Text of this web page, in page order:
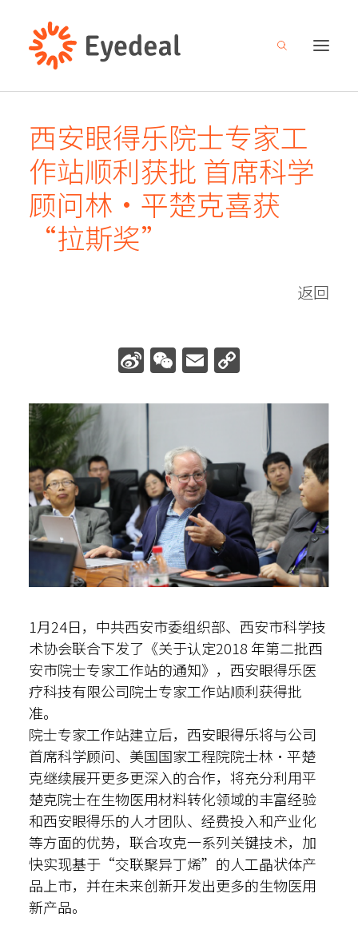
关于我们
产品管线
研发创新
新闻中心
内部邮箱
ENG
西安眼得乐院士专家工
作站顺利获批 首席科学
顾问林·平楚克喜获
“拉斯奖”
返回
SinaWeChat
Email
1月24日，中共西安市委组织部、西安市科学技
术协会联合下发了《关于认定2018 年第二批西
安市院士专家工作站的通知》，西安眼得乐医
疗科技有限公司院士专家工作站顺利获得批
准。
院士专家工作站建立后，西安眼得乐将与公司
首席科学顾问、美国国家工程院院士林·平楚
克继续展开更多更深入的合作，将充分利用平
楚克院士在生物医用材料转化领域的丰富经验
和西安眼得乐的人才团队、经费投入和产业化
等方面的优势，联合攻克一系列关键技术，加
快实现基于“交联聚异丁烯”的人工晶状体产
品上市，并在未来创新开发出更多的生物医用
新产品。